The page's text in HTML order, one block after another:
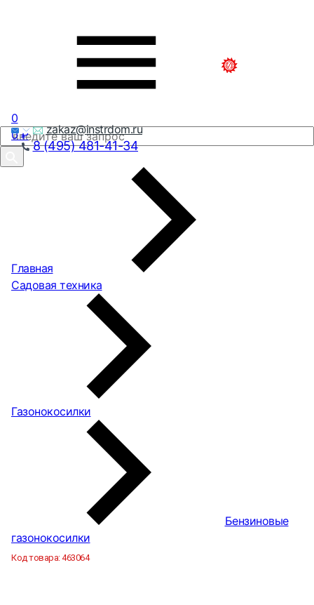
zakaz@instrdom.ru
8 (495) 481-41-34
0
0₽
Главная
Садовая техника
Газонокосилки
Бензиновые
газонокосилки
Код товара:463064